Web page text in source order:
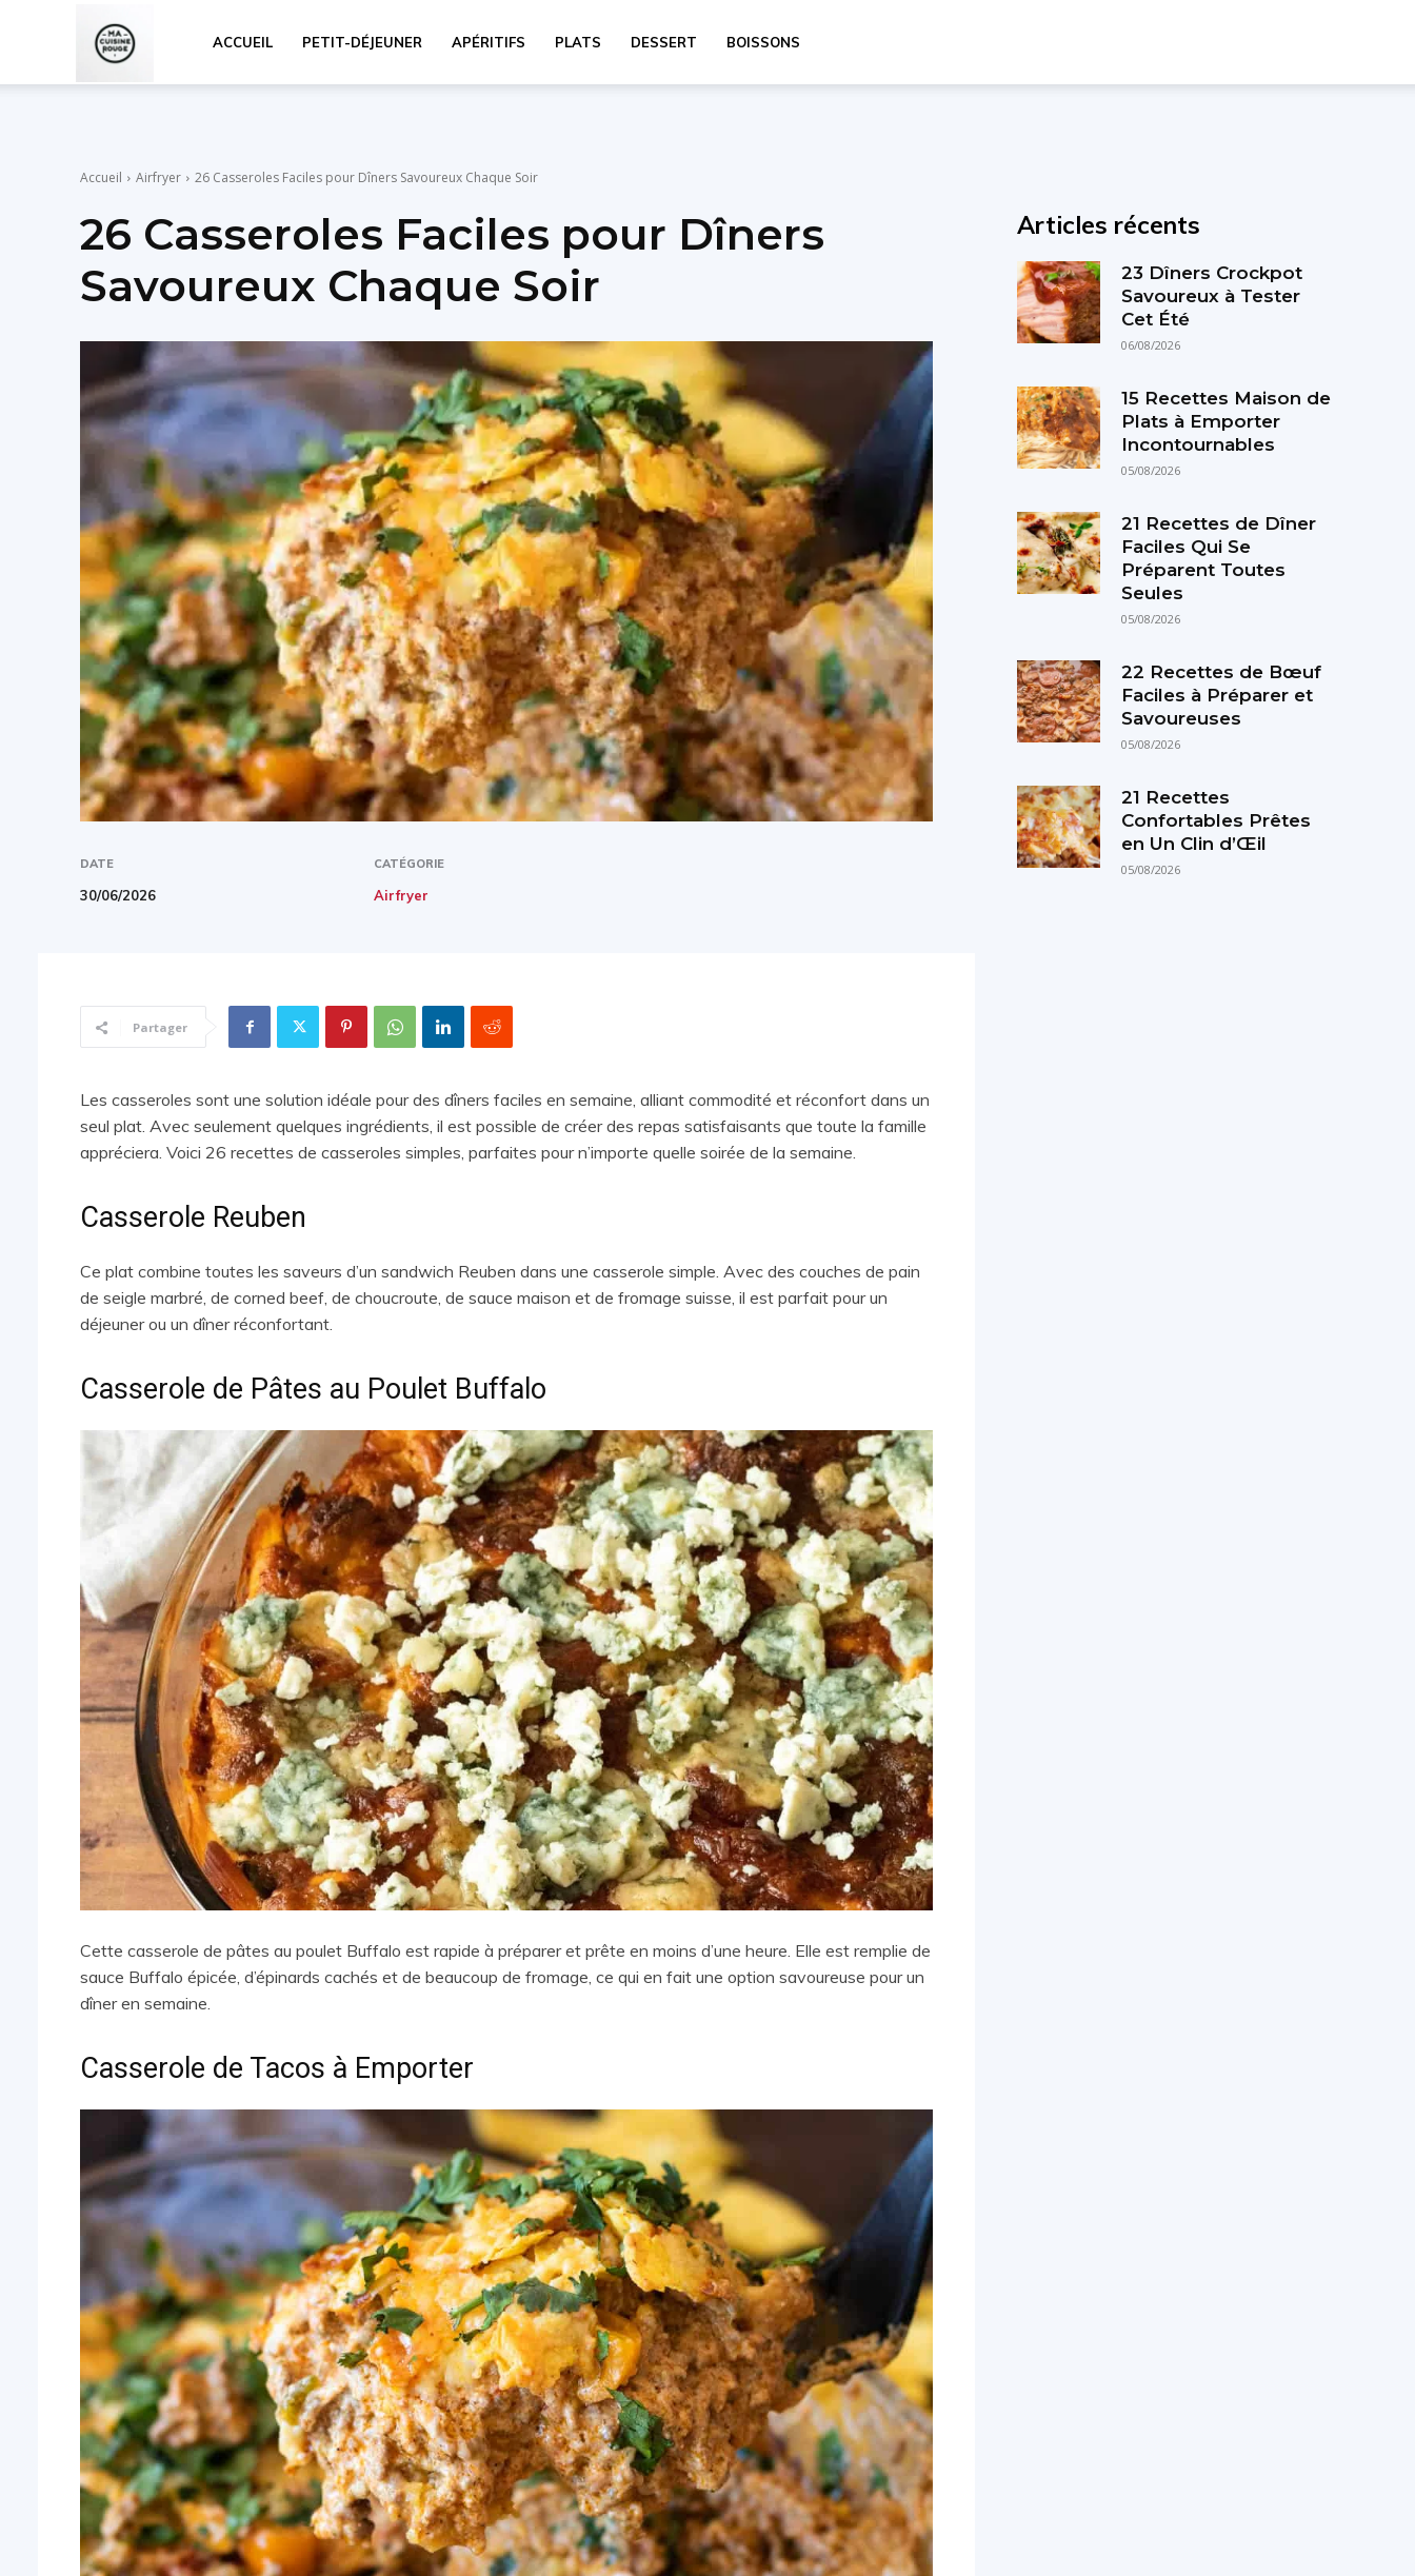
ACCUEIL PETIT-DÉJEUNER APÉRITIFS PLATS DESSERT BOISSONS
Accueil Airfryer 26 Casseroles Faciles pour Dîners Savoureux Chaque Soir
26 Casseroles Faciles pour Dîners
Savoureux Chaque Soir
DATE
30/06/2026
CATÉGORIE
Airfryer
Partager
Les casseroles sont une solution idéale pour des dîners faciles en semaine, alliant commodité et réconfort dans un
seul plat. Avec seulement quelques ingrédients, il est possible de créer des repas satisfaisants que toute la famille
appréciera. Voici 26 recettes de casseroles simples, parfaites pour n’importe quelle soirée de la semaine.
Casserole Reuben
Ce plat combine toutes les saveurs d’un sandwich Reuben dans une casserole simple. Avec des couches de pain
de seigle marbré, de corned beef, de choucroute, de sauce maison et de fromage suisse, il est parfait pour un
déjeuner ou un dîner réconfortant.
Casserole de Pâtes au Poulet Buffalo
Cette casserole de pâtes au poulet Buffalo est rapide à préparer et prête en moins d’une heure. Elle est remplie de
sauce Buffalo épicée, d’épinards cachés et de beaucoup de fromage, ce qui en fait une option savoureuse pour un
dîner en semaine.
Casserole de Tacos à Emporter
Articles récents
23 Dîners Crockpot
Savoureux à Tester
Cet Été
06/08/2026
15 Recettes Maison de
Plats à Emporter
Incontournables
05/08/2026
21 Recettes de Dîner
Faciles Qui Se
Préparent Toutes
Seules
05/08/2026
22 Recettes de Bœuf
Faciles à Préparer et
Savoureuses
05/08/2026
21 Recettes
Confortables Prêtes
en Un Clin d’Œil
05/08/2026